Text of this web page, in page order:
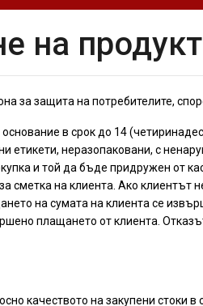
на
за защита на потребителите,
в срок до 14
етикети, неразопаковани, с
и той да бъде придружен от
сметка на клиента. Ако
на сумата на клиента се
плащането от клиента.
качеството на закупени стоки